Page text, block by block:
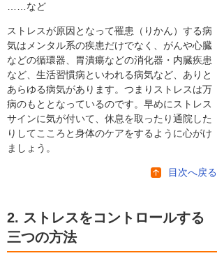
……など
ストレスが原因となって罹患（りかん）する病
気はメンタル系の疾患だけでなく、がんや心臓
などの循環器、胃潰瘍などの消化器・内臓疾患
など、生活習慣病といわれる病気など、ありと
あらゆる病気があります。つまりストレスは万
病のもととなっているのです。早めにストレス
サインに気が付いて、休息を取ったり通院した
りしてこころと身体のケアをするように心がけ
ましょう。
目次へ戻る
2. ストレスをコントロールする
三つの方法